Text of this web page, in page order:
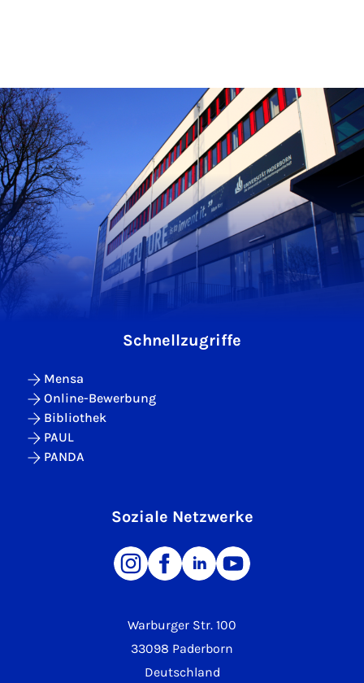
Warburger Str. 100
33098 Paderborn
Deutschland
Schnellzugriffe
Mensa
Online-Bewerbung
Bibliothek
PAUL
PANDA
Soziale Netzwerke